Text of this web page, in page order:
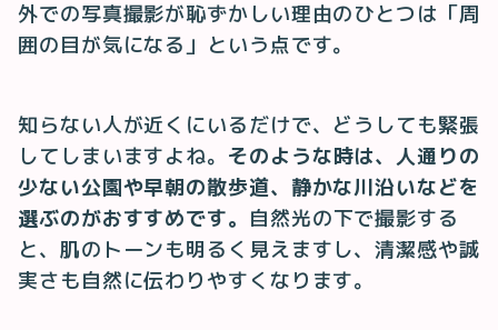
外での写真撮影が恥ずかしい理由のひとつは「周
囲の目が気になる」という点です。
知らない人が近くにいるだけで、どうしても緊張
してしまいますよね。 そのような時は、人通りの
少ない公園や早朝の散歩道、静かな川沿いなどを
選ぶのがおすすめです。 自然光の下で撮影する
と、肌のトーンも明るく見えますし、清潔感や誠
実さも自然に伝わりやすくなります。